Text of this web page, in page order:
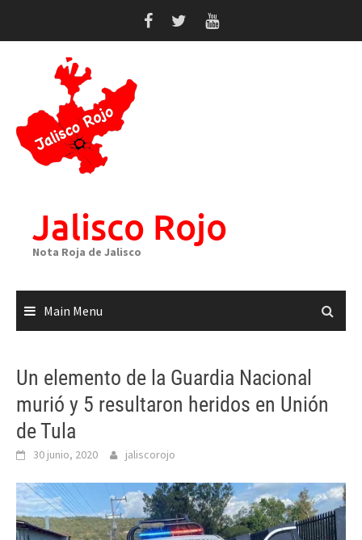
Jalisco Rojo
Nota Roja de Jalisco
Main Menu
Un elemento de la Guardia Nacional
murió y 5 resultaron heridos en Unión
de Tula
30 junio, 2020 jaliscorojo